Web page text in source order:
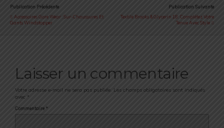
Publication Précédente
Accessoires Gore Wear : Sur-Chaussures Et
Gants Windstopper
Publication Suivante
Textile Brooks & Glycerin 18 : Complétez Votre
Tenue Avec Style
Laisser un commentaire
Votre adresse e-mail ne sera pas publiée. Les champs obligatoires sont indiqués
avec *
Commentaire *